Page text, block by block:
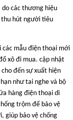
các thương hiệu
thu hút người tiêu
mẫu điện thoại mới
xô đi mua. cập nhật
đến sự xuất hiện
như tai nghe và bộ
hàng điện thoại di
trộm để bảo vệ
giúp bảo vệ chống